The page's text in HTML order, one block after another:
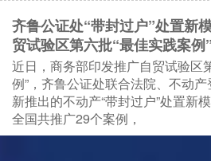
齐鲁公证处“带封过户”处置新
贸试验区第六批“最佳实践案例”
近日，商务部印发推广自贸试验区
例”，齐鲁公证处联合法院、不动
新推出的不动产“带封过户”处置新
全国共推广29个案例，